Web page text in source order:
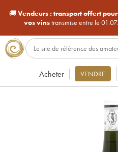
🚚Vendeurs : transport offert
vos vinstransmise entre le
Acheter VENDRE